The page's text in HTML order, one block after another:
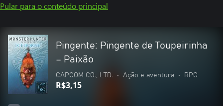
Pular para o conteúdo principal
Pingente: Pingente de Toupeirinha
– Paixão
CAPCOM CO., LTD. • Ação e aventura • RPG
R$3,15